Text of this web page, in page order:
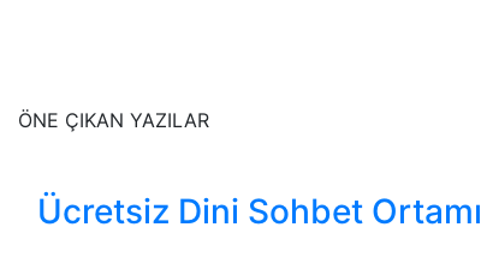
ÖNE ÇIKAN YAZILAR
Ücretsiz Dini Sohbet Ortamı